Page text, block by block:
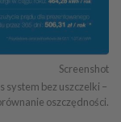
Screenshot
system bez uszczelki –
oszczędności.